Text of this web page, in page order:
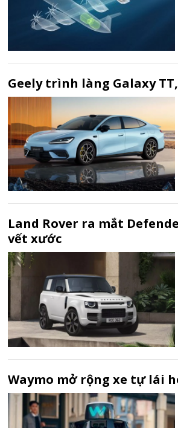
Geely trình làng Galaxy
Land Rover ra mắt
vết xước
Waymo mở rộng xe tự lái